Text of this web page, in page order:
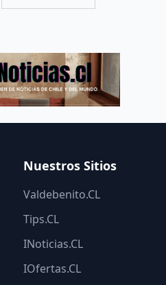
Nuestros Sitios
Valdebenito.CL
Tips.CL
INoticias.CL
IOfertas.CL